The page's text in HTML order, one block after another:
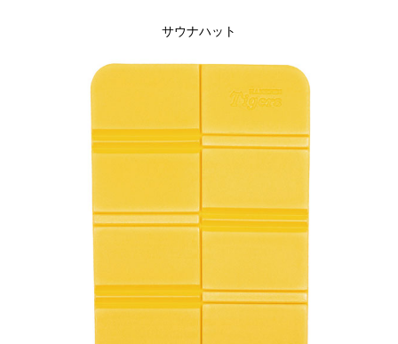
サウナハット